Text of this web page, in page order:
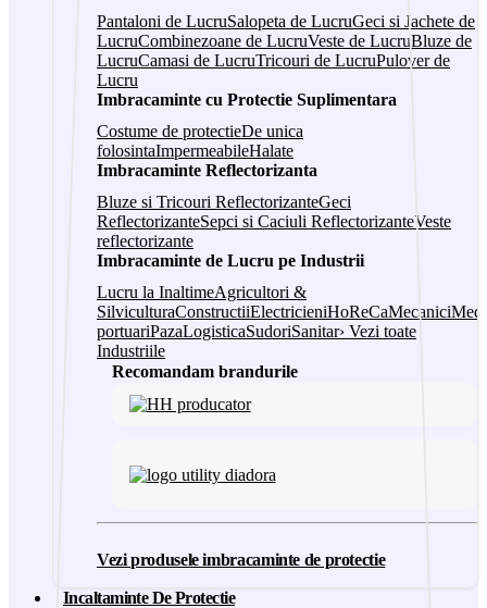
Pantaloni de LucruSalopeta de LucruGeci si Jachete de
LucruCombinezoane de LucruVeste de LucruBluze de
LucruCamasi de LucruTricouri de LucruPulover de
Lucru
Imbracaminte cu Protectie Suplimentara
Costume de protectieDe unica
folosintaImpermeabileHalate
Imbracaminte Reflectorizanta
Bluze si Tricouri ReflectorizanteGeci
ReflectorizanteSepci si Caciuli ReflectorizanteVeste
reflectorizante
Imbracaminte de Lucru pe Industrii
Lucru la InaltimeAgricultori &
SilviculturaConstructiiElectricieniHoReCaMecanici
portuariPazaLogisticaSudoriSanitar› Vezi toate
Industriile
Recomandam brandurile
Vezi produsele imbracaminte de protectie
Incaltaminte De Protectie